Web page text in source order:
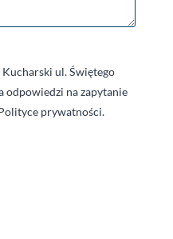
ul. Świętego
odpowiedzi na zapytanie
prywatności.